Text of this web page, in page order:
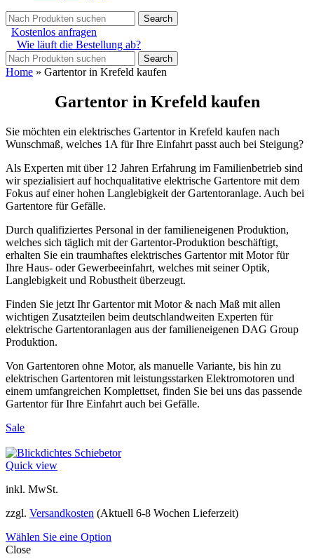
Search
Kostenlos anfragen
Wie läuft die Bestellung ab?
Search
Home » Gartentor in Krefeld kaufen
Gartentor in Krefeld kaufen
Sie möchten ein elektrisches Gartentor in Krefeld kaufen nach
Wunschmaß, welches 1A für Ihre Einfahrt passt auch bei Steigung?
Als Experten mit über 12 Jahren Erfahrung im Familienbetrieb sind
wir spezialisiert auf hochqualitative elektrische Gartentore mit dem
Fokus auf einer hohen Langlebigkeit der Gartentoranlage. Auch bei
Gartentore für Gefälle.
Durch qualifiziertes Personal in der familieneigenen Produktion,
welches sich täglich mit der Gartentor-Produktion beschäftigt,
erhalten Sie ein traumhaftes elektrisches Gartentor mit Motor für
Ihre Haus- oder Gewerbeeinfahrt, welches mit seiner Optik,
Langlebigkeit und Robustheit überzeugt.
Finden Sie jetzt Ihr Gartentor mit Motor & nach Maß mit allen
wichtigen Zusatzteilen beim deutschlandweiten Experten für
elektrische Gartentoranlagen aus der familieneigenen DAG Group
Produktion.
Von Gartentoren ohne Motor, als manuelle Variante, bis hin zu
elektrischen Gartentoren mit leistungsstarken Elektromotoren und
einem umfangreichen Komplettset, finden Sie bei uns das passende
Gartentor für Ihre Einfahrt auch bei Gefälle.
Sale
Quick view
inkl. MwSt.
zzgl. Versandkosten (Aktuell 6-8 Wochen Lieferzeit)
Wählen Sie eine Option
Close